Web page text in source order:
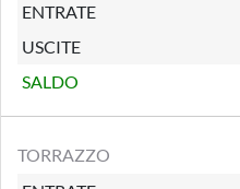
ENTRATE
USCITE
SALDO
TORRAZZO